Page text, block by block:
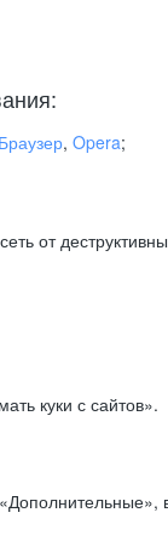
, Opera;
от
куки с сайтов».